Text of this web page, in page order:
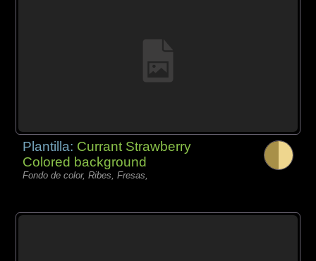
Plantilla: Currant Strawberry
Colored background
Fondo de color, Ribes, Fresas,